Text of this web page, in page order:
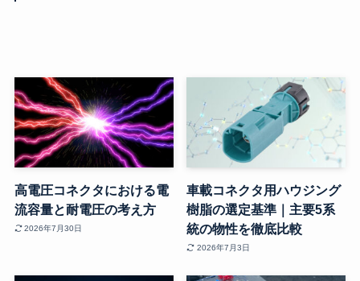
高電圧コネクタにおける電
流容量と耐電圧の考え方
2026年7月30日
車載コネクタ用ハウジング
樹脂の選定基準｜主要5系
統の物性を徹底比較
2026年7月3日